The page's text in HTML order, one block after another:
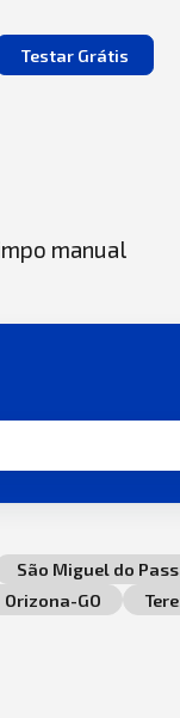
Testar Grátis
manual
São Miguel do
Orizona-GO